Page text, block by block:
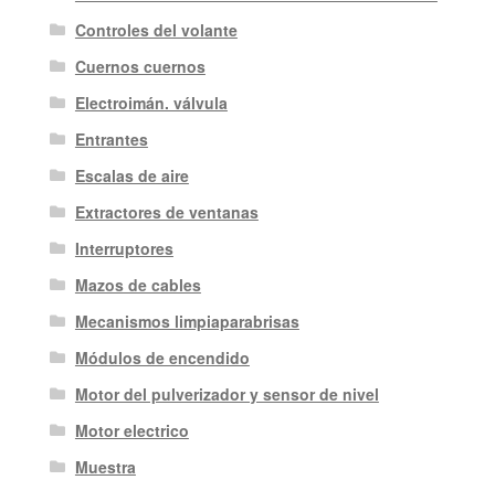
Controles del volante
Cuernos cuernos
Electroimán. válvula
Entrantes
Escalas de aire
Extractores de ventanas
Interruptores
Mazos de cables
Mecanismos limpiaparabrisas
Módulos de encendido
Motor del pulverizador y sensor de nivel
Motor electrico
Muestra